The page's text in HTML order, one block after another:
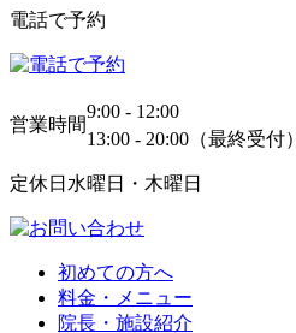
電話で予約
営業時間
9:00 - 12:00
13:00 - 20:00（最終受付）
定休日 水曜日・木曜日
初めての方へ
料金・メニュー
院長・施設紹介